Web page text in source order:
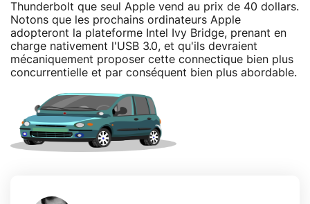
Thunderbolt que seul Apple vend au prix de 40 dollars.
Notons que les prochains ordinateurs Apple
adopteront la plateforme Intel Ivy Bridge, prenant en
charge nativement l'USB 3.0, et qu'ils devraient
mécaniquement proposer cette connectique bien plus
concurrentielle et par conséquent bien plus abordable.